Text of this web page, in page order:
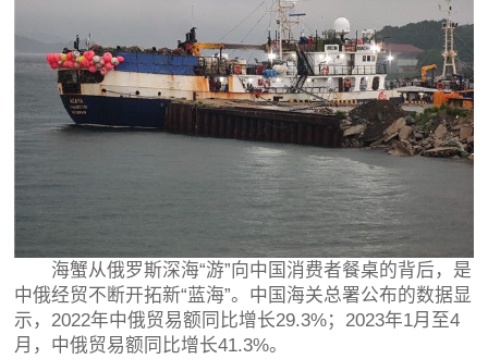
海蟹从俄罗斯深海“游”向中国消费者餐桌的背后，是
中俄经贸不断开拓新“蓝海”。中国海关总署公布的数据显
示，2022年中俄贸易额同比增长29.3%；2023年1月至4
月，中俄贸易额同比增长41.3%。